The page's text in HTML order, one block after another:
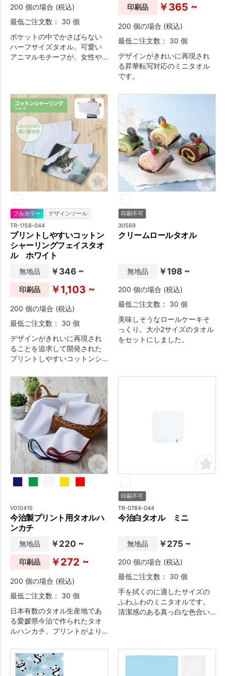
200 個の場合 (税込)
最低ご注文数： 30 個
ポケットの中でかさばらない
ハーフサイズタオル。可愛い
アニマルモチーフが、女性や
印刷品 ￥365 ~
200 個の場合 (税込)
最低ご注文数： 30 個
デザインがきれいに再現され
る昇華転写対応のミニタオル
です。
フルカラー デザインツール
TR-1158-044
プリントしやすいコットン
シャーリングフェイスタオ
ル ホワイト
無地品 ￥346 ~
印刷品 ￥1,103 ~
200 個の場合 (税込)
最低ご注文数： 30 個
デザインがきれいに再現され
ることを追求して開発された
プリントしやすいコットンシ
登場！
印刷不可
30569
クリームロールタオル
無地品 ￥198 ~
200 個の場合 (税込)
最低ご注文数： 30 個
美味しそうなロールケーキそ
っくり。大小2サイズのタオル
をセットにしました。
V010415
今治製プリント用タオルハ
ンカチ
無地品 ￥220 ~
印刷品 ￥272 ~
200 個の場合 (税込)
最低ご注文数： 30 個
日本有数のタオル生産地であ
る愛媛県今治で作られたタオ
ルハンカチ。プリントがより
ング加工を施しています。■
今治製タグ付き(今治ブランド
タグは付きません)
印刷不可
TR-0784-044
今治白タオル ミニ
無地品 ￥275 ~
200 個の場合 (税込)
最低ご注文数： 30 個
手を拭くのに適したサイズの
ふわふわのミニタオルです。
清潔感のある真っ白な色合い